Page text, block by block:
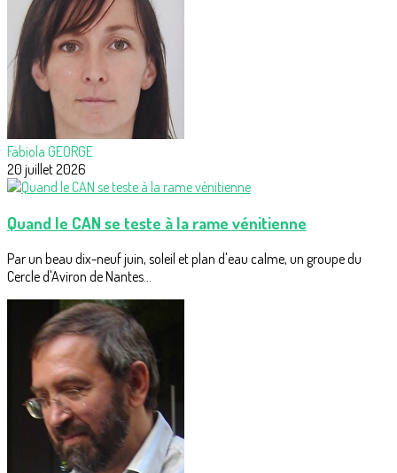
Fabiola GEORGE
20 juillet 2026
Quand le CAN se teste à la rame vénitienne
Par un beau dix-neuf juin, soleil et plan d'eau calme, un groupe du
Cercle d'Aviron de Nantes...